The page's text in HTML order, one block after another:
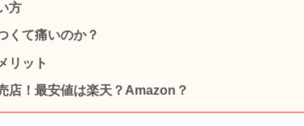
方
くて痛いのか？
リット
店！最安値は楽天？Amazon？